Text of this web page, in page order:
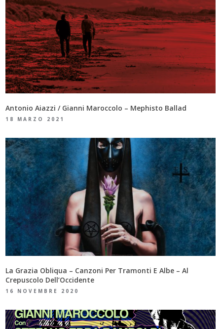
Antonio Aiazzi / Gianni Maroccolo – Mephisto Ballad
18 MARZO 2021
La Grazia Obliqua – Canzoni Per Tramonti E Albe – Al
Crepuscolo Dell’Occidente
16 NOVEMBRE 2020